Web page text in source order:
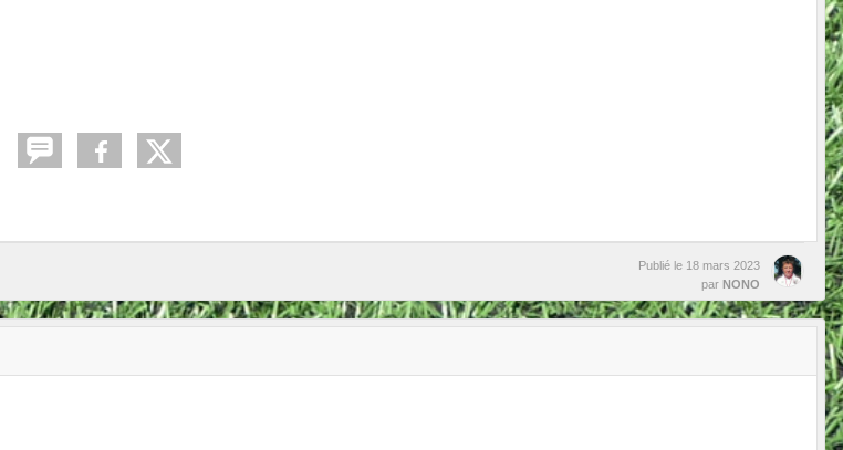
Publié le 18 mars 2023
par NONO